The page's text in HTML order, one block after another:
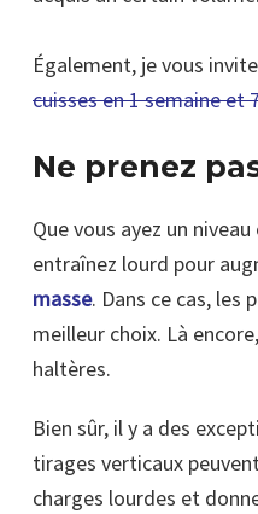
Également, je vous
cuisses en 1 semaine et
Ne prenez
Que vous ayez un
entraînez lourd pour
masse. Dans ce cas, les
meilleur choix. Là
haltères.
Bien sûr, il y a des
tirages verticaux
charges lourdes et